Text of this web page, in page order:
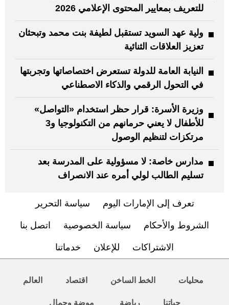
للتعريف بمعايير المحتوى الإعلامي 2026
ولية عهد السويد تستقبل لطيفة بنت محمد وتبحثان
تعزيز العلاقات الثنائية
النيابة العامة للدولة تستعرض اختصاصاتها وتجربتها
في التحول الرقمي والذكاء الاصطناعي
وزيرة الأسرة: قرار حظر استخدام «التواصل»
للأطفال لا يعني حرمانهم من التكنولوجيا و3
مرتكزات لتنظيم الوصول
مدارس خاصة: لا مسؤولية على المدرسة بعد
تسليم الطالب لولي أمره عند الانصراف
تعرف إلى الإمارات اليوم سياسة التحرير
الشروط والأحكام سياسة الخصوصية اتصل بنا
الاشتراكات للإعلان خدماتنا
محليات الخط الساخن اقتصاد العالم
حياتنا رياضة موضة وجمال